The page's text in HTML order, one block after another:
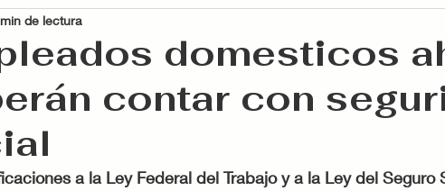
domesticos
contar con
de lectura
a la Ley Federal del Trabajo y a la Ley del Seguro